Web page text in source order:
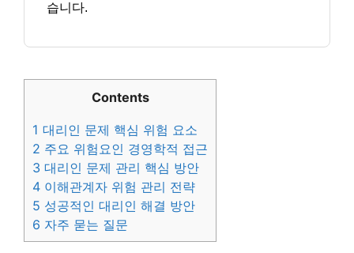
습니다.
Contents
1 대리인 문제 핵심 위험 요소
2 주요 위험요인 경영학적 접근
3 대리인 문제 관리 핵심 방안
4 이해관계자 위험 관리 전략
5 성공적인 대리인 해결 방안
6 자주 묻는 질문